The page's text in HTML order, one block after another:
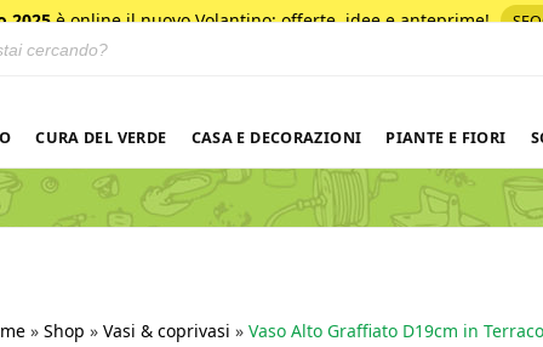
2025è online il nuovo Volantino: offerte, idee e anteprime!
prodotti
CURA DEL VERDE CASA E DECORAZIONI PIANTE E FIORI
» Shop » Vasi & coprivasi » Vaso Alto Graffiato D19cm in